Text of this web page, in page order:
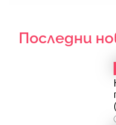
Последни